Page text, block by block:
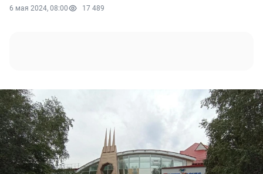
6 мая 2024, 08:00 17 489